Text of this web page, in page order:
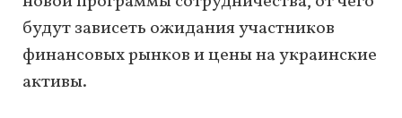
будут зависеть ожидания участников
финансовых рынков и цены на украинские
активы.